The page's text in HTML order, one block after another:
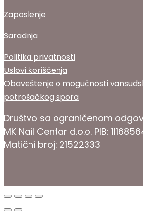
Zaposlenje
Saradnja
Politika privatnosti
Uslovi korišćenja
Obaveštenje o mogućnosti
potrošačkog spora
Društvo sa ograničenom
MK Nail Centar d.o.o. PIB:
Matični broj: 21522333